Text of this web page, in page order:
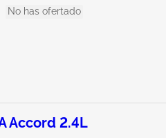
No has ofertado
Accord 2.4L